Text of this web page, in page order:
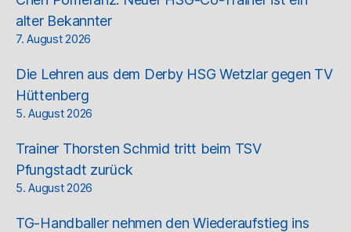
alter Bekannter
7. August 2026
Die Lehren aus dem Derby HSG Wetzlar gegen TV
Hüttenberg
5. August 2026
Trainer Thorsten Schmid tritt beim TSV
Pfungstadt zurück
5. August 2026
TG-Handballer nehmen den Wiederaufstieg ins